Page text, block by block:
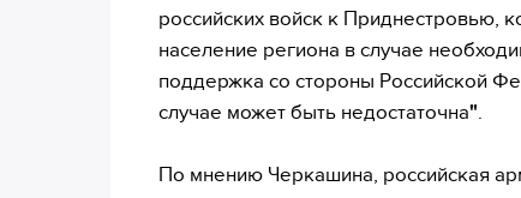
российских войск к Приднестровью,
население региона в случае
поддержка со стороны Российской
случае может быть недостаточна"
По мнению Черкашина, российская